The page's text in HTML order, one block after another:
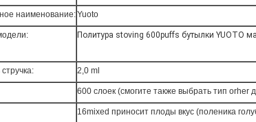
наименование:Yuoto
Политура stoving 600puffs бутылки YUOTO
2,0 ml
600 слоек (смогите также выбрать тип orher
16mixed приносит плоды вкус (поленика